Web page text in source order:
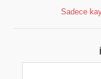
Sadece